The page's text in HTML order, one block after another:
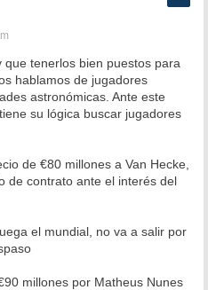
tenerlos bien puestos para
hablamos de jugadores
astronómicas. Ante este
su lógica buscar jugadores
de €80 millones a Van Hecke,
de contrato ante el interés del
el mundial, no va a salir por
millones por Matheus Nunes